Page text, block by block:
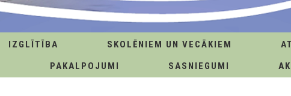
IZGLĪTĪBA SKOLĒNIEM UN VECĀKIEM
PAKALPOJUMI SASNIEGUMI